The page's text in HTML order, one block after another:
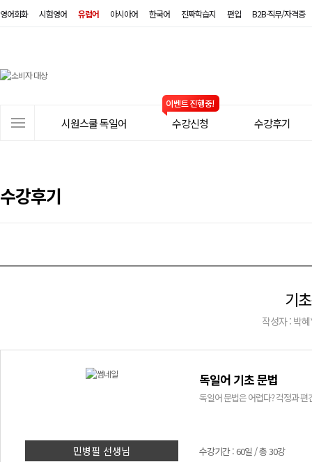
영어회화 시험영어 유럽어 아시아어 한국어 진짜학습지 편입 B2B·직무/자격증
뉴
시원스쿨 독일어 수강신청 수강후기
수강후기
기
작성자 : 박
민병필 선생님
독일어 기초 문법
독일어 문법은 어렵다? 걱정과
수강기간 : 60일 / 총 30강